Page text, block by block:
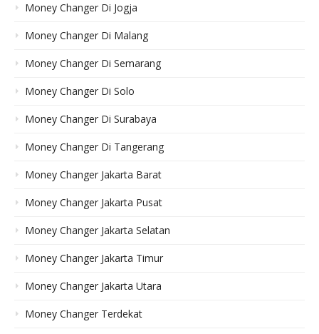
Money Changer Di Jogja
Money Changer Di Malang
Money Changer Di Semarang
Money Changer Di Solo
Money Changer Di Surabaya
Money Changer Di Tangerang
Money Changer Jakarta Barat
Money Changer Jakarta Pusat
Money Changer Jakarta Selatan
Money Changer Jakarta Timur
Money Changer Jakarta Utara
Money Changer Terdekat